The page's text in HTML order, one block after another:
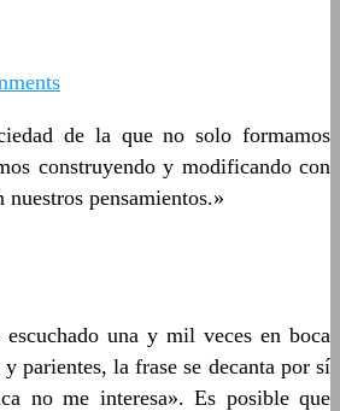
de la que no solo formamos
construyendo y modificando con
nuestros pensamientos.»
una y mil veces en boca
parientes, la frase se decanta por sí
no me interesa». Es posible que